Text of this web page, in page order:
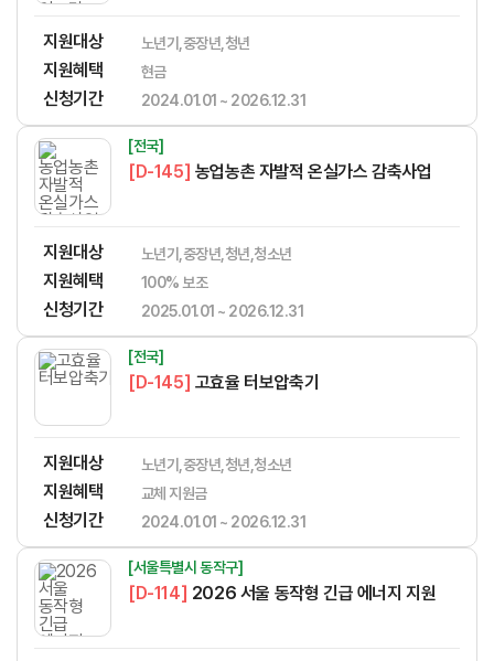
지원대상 노년기,중장년,청년
지원혜택 현금
신청기간 2024.01.01 ~ 2026.12.31
[전국]
[D-145] 농업농촌 자발적 온실가스 감축사업
지원대상 노년기,중장년,청년,청소년
지원혜택 ​​​​​‌​​​‌​​‌​​​​‌​​‌‌‌​​​​‌‌‌‌‌​‌​​​​‌‌100% 보조
신청기간 2025.01.01 ~ 2026.12.31
[전국]
[D-145] 고효율 터보압축기
지원대상 노년기,중장년,청년,청소년
지원혜택 ​​​​​‌​​​‌​​‌​​​​‌​​‌‌‌​​​​‌‌‌‌‌​‌​​​​‌‌교체 지원금
신청기간 2024.01.01 ~ 2026.12.31
[서울특별시 동작구]
[D-114] 2026 서울 동작형 긴급 에너지 지원